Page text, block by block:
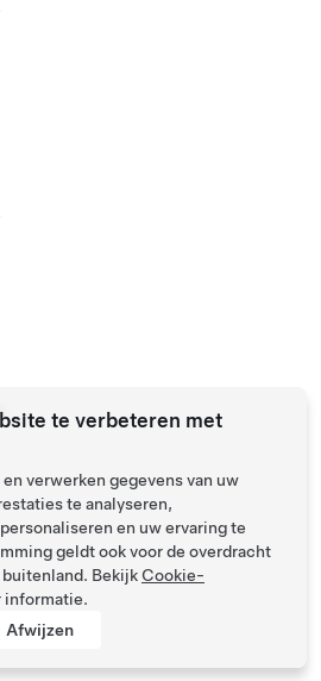
te verbeteren met
verwerken gegevens van uw
te analyseren,
en uw ervaring te
geldt ook voor de overdracht
buitenland. Bekijk Cookie-
informatie.
Afwijzen